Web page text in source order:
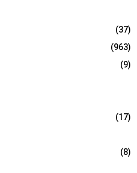
(37)
(963)
(9)
(17)
(8)